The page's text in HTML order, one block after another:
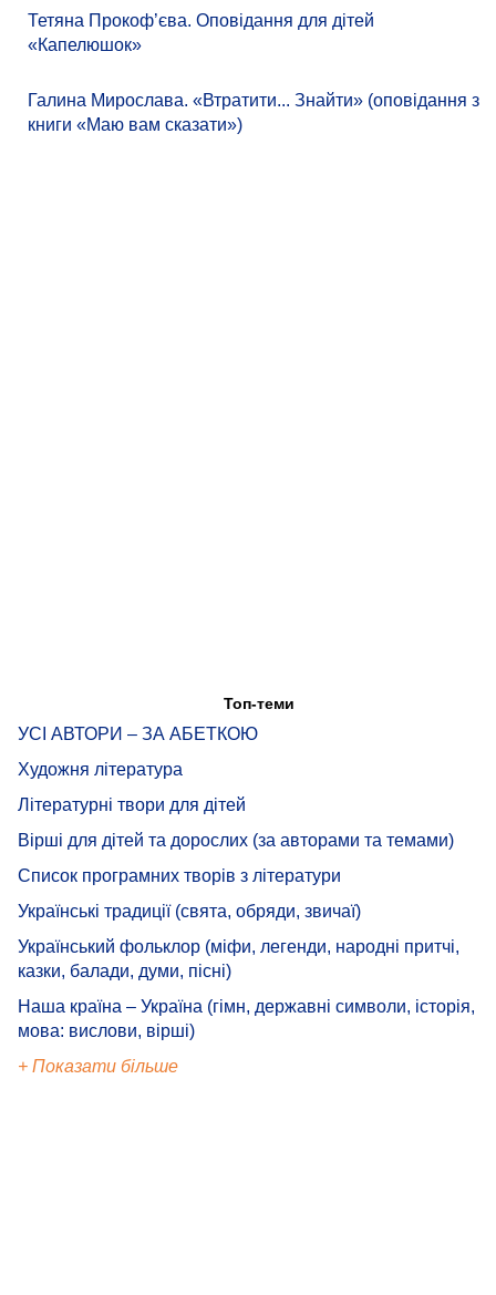
Тетяна Прокоф’єва. Оповідання для дітей
«Капелюшок»
Галина Мирослава. «Втратити... Знайти» (оповідання з
книги «Маю вам сказати»)
Топ-теми
УСІ АВТОРИ – ЗА АБЕТКОЮ
Художня література
Літературні твори для дітей
Вірші для дітей та дорослих (за авторами та темами)
Список програмних творів з літератури
Українські традиції (свята, обряди, звичаї)
Український фольклор (міфи, легенди, народні притчі,
казки, балади, думи, пісні)
Наша країна – Україна (гімн, державні символи, історія,
мова: вислови, вірші)
+ Показати більше